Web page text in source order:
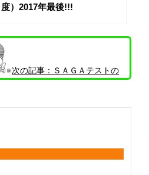
度）2017年最後!!!
次の記事： ＳＡＧＡテストの